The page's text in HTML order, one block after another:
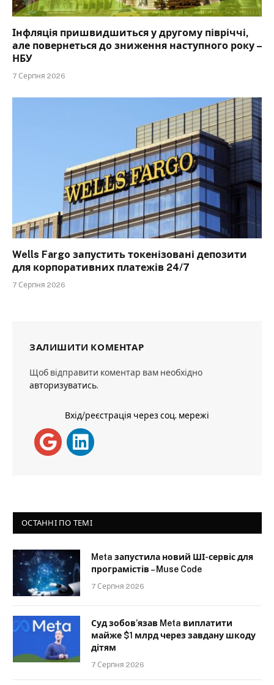
Інфляція пришвидшиться у другому півріччі,
але повернеться до зниження наступного року –
НБУ
7 Серпня 2026
Wells Fargo запустить токенізовані депозити
для корпоративних платежів 24/7
7 Серпня 2026
ЗАЛИШИТИ КОМЕНТАР
Щоб відправити коментар вам необхідно
авторизуватись.
Вхід/реєстрація через соц. мережі
ОСТАННІ ПО ТЕМІ
Meta запустила новий ШІ-сервіс для
програмістів – Muse Code
7 Серпня 2026
Суд зобов’язав Meta виплатити
майже $1 млрд через завдану шкоду
дітям
7 Серпня 2026